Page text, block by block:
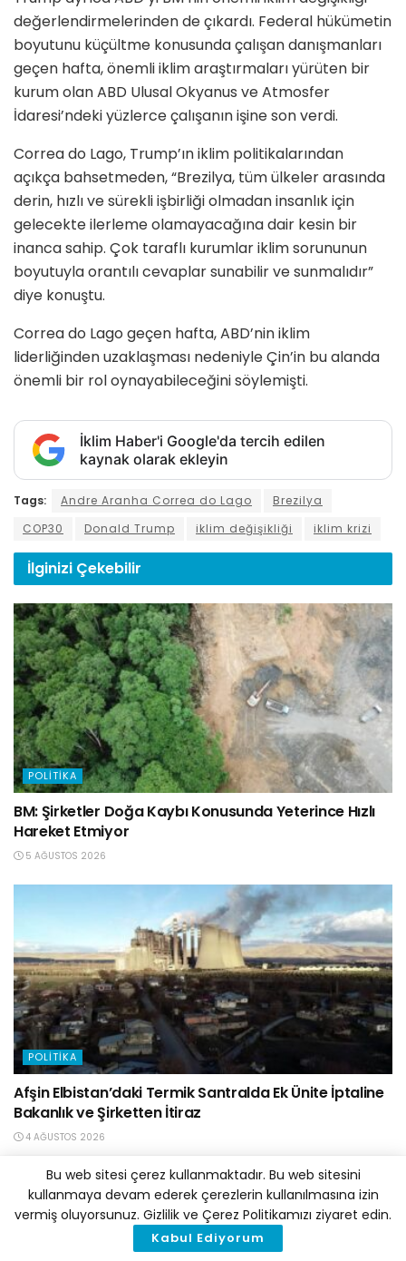
değerlendirmelerinden de çıkardı. Federal hükümetin
boyutunu küçültme konusunda çalışan danışmanları
geçen hafta, önemli iklim araştırmaları yürüten bir
kurum olan ABD Ulusal Okyanus ve Atmosfer
İdaresi’ndeki yüzlerce çalışanın işine son verdi.
Correa do Lago, Trump’ın iklim politikalarından
açıkça bahsetmeden, “Brezilya, tüm ülkeler arasında
derin, hızlı ve sürekli işbirliği olmadan insanlık için
gelecekte ilerleme olamayacağına dair kesin bir
inanca sahip. Çok taraflı kurumlar iklim sorununun
boyutuyla orantılı cevaplar sunabilir ve sunmalıdır”
diye konuştu.
Correa do Lago geçen hafta, ABD’nin iklim
liderliğinden uzaklaşması nedeniyle Çin’in bu alanda
önemli bir rol oynayabileceğini söylemişti.
İklim Haber'i Google'da tercih edilen
kaynak olarak ekleyin
Tags: Andre Aranha Correa do Lago
Brezilya
COP30
Donald Trump iklim değişikliği iklim krizi
İlginizi Çekebilir
POLITIKA
BM: Şirketler Doğa Kaybı Konusunda Yeterince Hızlı
Hareket Etmiyor
5 AĞUSTOS 2026
POLITIKA
Afşin Elbistan’daki Termik Santralda Ek Ünite İptaline
Bakanlık ve Şirketten İtiraz
4 AĞUSTOS 2026
Bu web sitesi çerez kullanmaktadır. Bu web sitesini
kullanmaya devam ederek çerezlerin kullanılmasına izin
vermiş oluyorsunuz. Gizlilik ve Çerez Politikamızı ziyaret edin.
Kabul Ediyorum